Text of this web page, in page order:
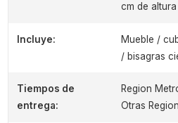
cm de altura
Incluye:
Mueble /
/ bisagras
Tiempos de
entrega:
Region
Otras